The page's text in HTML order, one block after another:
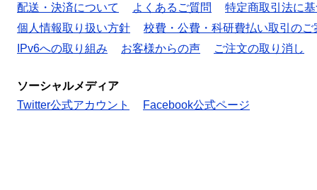
配送・決済について
よくあるご質問
特定商取引法に
個人情報取り扱い方針
校費・公費・科研費払い取引のご
IPv6への取り組み
お客様からの声 ご注文の取り消し
ソーシャルメディア
Twitter公式アカウント
Facebook公式ページ